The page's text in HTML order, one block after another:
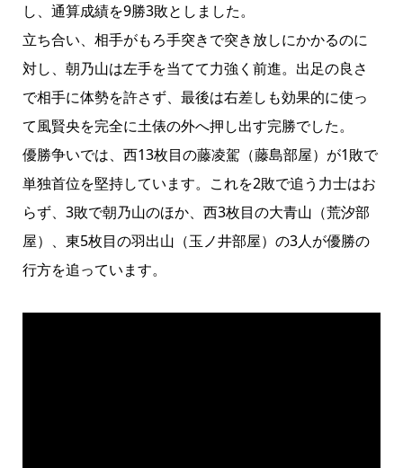
し、通算成績を9勝3敗としました。
立ち合い、相手がもろ手突きで突き放しにかかるのに
対し、朝乃山は左手を当てて力強く前進。出足の良さ
で相手に体勢を許さず、最後は右差しも効果的に使っ
て風賢央を完全に土俵の外へ押し出す完勝でした。
優勝争いでは、西13枚目の藤凌駕（藤島部屋）が1敗で
単独首位を堅持しています。これを2敗で追う力士はお
らず、3敗で朝乃山のほか、西3枚目の大青山（荒汐部
屋）、東5枚目の羽出山（玉ノ井部屋）の3人が優勝の
行方を追っています。